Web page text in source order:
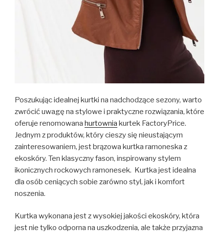
Poszukując idealnej kurtki na nadchodzące sezony, warto
zwrócić uwagę na stylowe i praktyczne rozwiązania, które
oferuje renomowana hurtownia kurtek FactoryPrice.
Jednym z produktów, który cieszy się nieustającym
zainteresowaniem, jest brązowa kurtka ramoneska z
ekoskóry. Ten klasyczny fason, inspirowany stylem
ikonicznych rockowych ramonesek. Kurtka jest idealna
dla osób ceniących sobie zarówno styl, jak i komfort
noszenia.
Kurtka wykonana jest z wysokiej jakości ekoskóry, która
jest nie tylko odporna na uszkodzenia, ale także przyjazna